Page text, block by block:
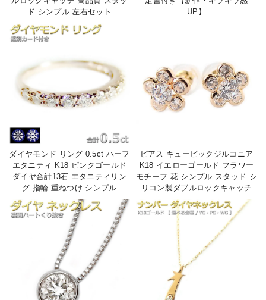
ド シンプル 左右セット
UP】
ダイヤモンド リング 0.5ct ハーフ
エタニティ K18 ピンクゴールド
ダイヤ合計13石 エタニティリン
グ 指輪 重ねつけ シンプル
ピアス キュービックジルコニア
K18 イエローゴールド フラワー
モチーフ 花 シンプル スタッド シ
リコン製ダブルロックキャッチ